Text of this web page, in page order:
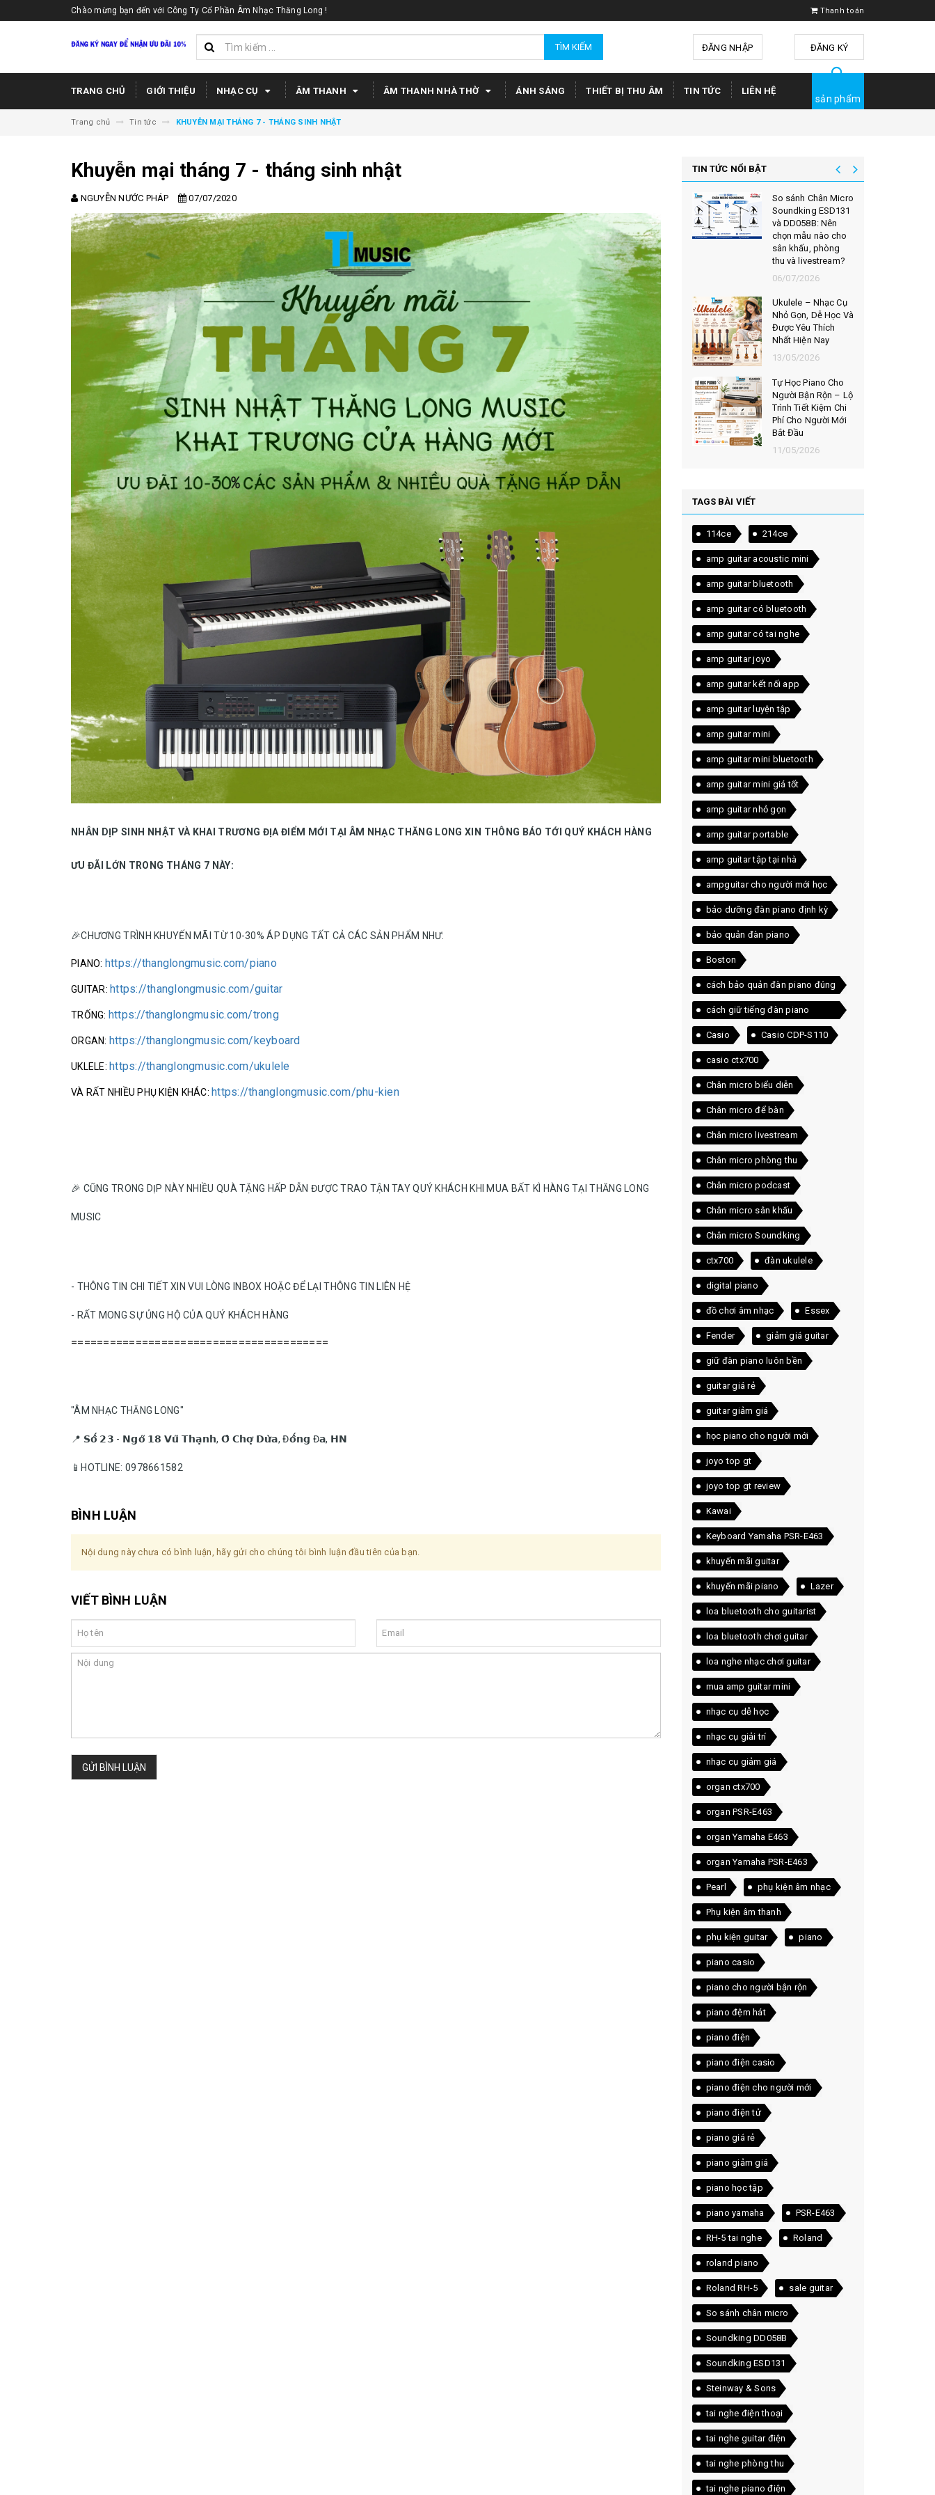
Chào mừng bạn đến với Công Ty Cổ Phần Âm Nhạc Thăng Long ! Thanh toán
TÌM KIẾM ĐĂNG NHẬP ĐĂNG KÝ
TRANG CHỦ GIỚI THIỆU NHẠC CỤ ÂM THANH ÂM THANH NHÀ THỜ ÁNH SÁNG THIẾT BỊ THU ÂM TIN TỨC LIÊN HỆ
sản phẩm
Trang chủ Tin tức KHUYỄN MẠI THÁNG 7 - THÁNG SINH NHẬT
Khuyễn mại tháng 7 - tháng sinh nhật
NGUYỄN NƯỚC PHÁP 07/07/2020
NHÂN DỊP SINH NHẬT VÀ KHAI TRƯƠNG ĐỊA ĐIỂM MỚI TẠI ÂM NHẠC THĂNG LONG XIN THÔNG BÁO TỚI QUÝ KHÁCH HÀNG
ƯU ĐÃI LỚN TRONG THÁNG 7 NÀY:
🎉CHƯƠNG TRÌNH KHUYẾN MÃI TỪ 10-30% ÁP DỤNG TẤT CẢ CÁC SẢN PHẨM NHƯ:
PIANO: https://thanglongmusic.com/piano
GUITAR: https://thanglongmusic.com/guitar
TRỐNG: https://thanglongmusic.com/trong
ORGAN: https://thanglongmusic.com/keyboard
UKLELE: https://thanglongmusic.com/ukulele
VÀ RẤT NHIỀU PHỤ KIỆN KHÁC: https://thanglongmusic.com/phu-kien
🎉 CŨNG TRONG DỊP NÀY NHIỀU QUÀ TẶNG HẤP DẪN ĐƯỢC TRAO TẬN TAY QUÝ KHÁCH KHI MUA BẤT KÌ HÀNG TẠI THĂNG LONG
MUSIC
- THÔNG TIN CHI TIẾT XIN VUI LÒNG INBOX HOẶC ĐỂ LẠI THÔNG TIN LIÊN HỆ
- RẤT MONG SỰ ỦNG HỘ CỦA QUÝ KHÁCH HÀNG
========================================
"ÂM NHẠC THĂNG LONG"
📍 𝗦𝗼̂́ 𝟮𝟯 - 𝗡𝗴𝗼̃ 𝟭𝟴 𝗩𝘂̃ 𝗧𝗵𝗮̣𝗻𝗵, 𝗢̂ 𝗖𝗵𝗼̛̣ 𝗗𝘂̛̀𝗮, Đ𝗼̂́𝗻𝗴 Đ𝗮, 𝗛𝗡
📱HOTLINE: 0978661582
BÌNH LUẬN
Nội dung này chưa có bình luận, hãy gửi cho chúng tôi bình luận đầu tiên của bạn.
VIẾT BÌNH LUẬN
GỬI BÌNH LUẬN
TIN TỨC NỔI BẬT
So sánh Chân Micro
Soundking ESD131
và DD058B: Nên
chọn mẫu nào cho
sân khấu, phòng
thu và livestream?
06/07/2026
Ukulele – Nhạc Cụ
Nhỏ Gọn, Dễ Học Và
Được Yêu Thích
Nhất Hiện Nay
13/05/2026
Tự Học Piano Cho
Người Bận Rộn – Lộ
Trình Tiết Kiệm Chi
Phí Cho Người Mới
Bắt Đầu
11/05/2026
TAGS BÀI VIẾT
114ce 214ce
amp guitar acoustic mini
amp guitar bluetooth
amp guitar có bluetooth
amp guitar có tai nghe
amp guitar joyo
amp guitar kết nối app
amp guitar luyện tập
amp guitar mini
amp guitar mini bluetooth
amp guitar mini giá tốt
amp guitar nhỏ gọn
amp guitar portable
amp guitar tập tại nhà
ampguitar cho người mới học
bảo dưỡng đàn piano định kỳ
bảo quản đàn piano
Boston
cách bảo quản đàn piano đúng
cách
cách giữ tiếng đàn piano
chuẩn
Casio Casio CDP-S110
casio ctx700
Chân micro biểu diễn
Chân micro để bàn
Chân micro livestream
Chân micro phòng thu
Chân micro podcast
Chân micro sân khấu
Chân micro Soundking
ctx700 đàn ukulele
digital piano
đồ chơi âm nhạc Essex
Fender giảm giá guitar
giữ đàn piano luôn bền
guitar giá rẻ
guitar giảm giá
học piano cho người mới
joyo top gt
joyo top gt review
Kawai
Keyboard Yamaha PSR-E463
khuyến mãi guitar
khuyến mãi piano Lazer
loa bluetooth cho guitarist
loa bluetooth chơi guitar
loa nghe nhạc chơi guitar
mua amp guitar mini
nhạc cụ dễ học
nhạc cụ giải trí
nhạc cụ giảm giá
organ ctx700
organ PSR-E463
organ Yamaha E463
organ Yamaha PSR-E463
Pearl phụ kiện âm nhạc
Phụ kiện âm thanh
phụ kiện guitar piano
piano casio
piano cho người bận rộn
piano đệm hát
piano điện
piano điện casio
piano điện cho người mới
piano điện tử
piano giá rẻ
piano giảm giá
piano học tập
piano yamaha PSR-E463
RH-5 tai nghe Roland
roland piano
Roland RH-5 sale guitar
So sánh chân micro
Soundking DD058B
Soundking ESD131
Steinway & Sons
tai nghe điện thoại
tai nghe guitar điện
tai nghe phòng thu
tai nghe piano điện